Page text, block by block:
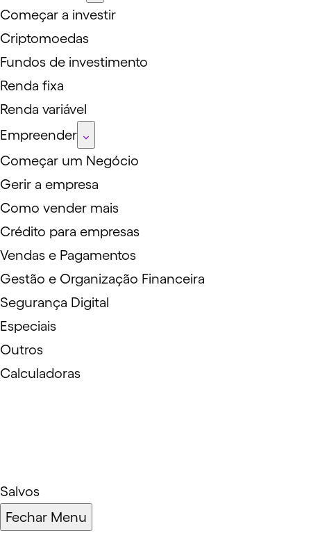
Começar a investir
Criptomoedas
Fundos de investimento
Renda fixa
Renda variável
Empreender
Começar um Negócio
Gerir a empresa
Como vender mais
Crédito para empresas
Vendas e Pagamentos
Gestão e Organização Financeira
Segurança Digital
Especiais
Outros
Calculadoras
Salvos
Fechar Menu